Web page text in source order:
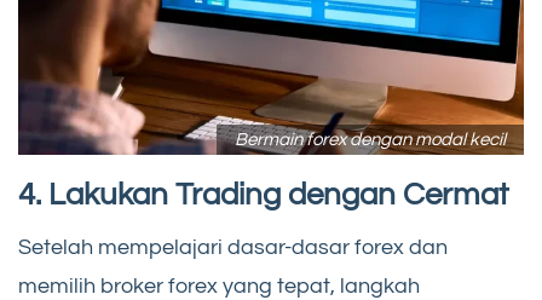
Bermain forex dengan modal kecil
4. Lakukan Trading dengan Cermat
Setelah mempelajari dasar-dasar forex dan
memilih broker forex yang tepat, langkah